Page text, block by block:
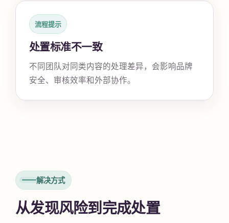
流程提示
处置标准不一致
不同团队对同类内容的处理差异，会影响品牌
安全、审核效率和外部协作。
解决方式
从发现风险到完成处置